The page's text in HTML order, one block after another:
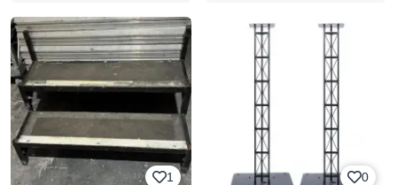
répétitions. Caractéristiques :
Type : praticables ciseaux
Structure solide Système
pliable à ciseaux pour un
montage rapide Très bon état
général Matériel bien
entretenu Parfait pour
professionnels de
l’événementiel, salles de
spectacle, associations ou
écoles. Possibilité de vente
en lot. À venir récupérer sur
place
+ manchons + clavettes +
pins PRIX : 3 000,00 €
l'ensemble VENDS
STRUCTURE 300
(Quicktruss) - 3 x 3 m - 2 x 1
m PRIX : 400,00 €
l'ensemble
1 0